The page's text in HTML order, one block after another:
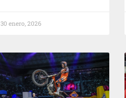
30 enero, 2026